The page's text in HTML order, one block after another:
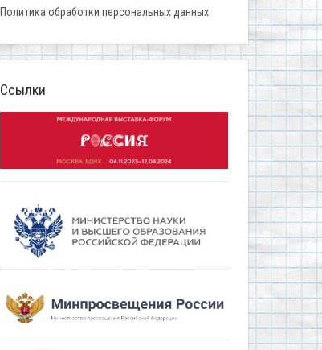
Политика обработки персональных данных
Ссылки